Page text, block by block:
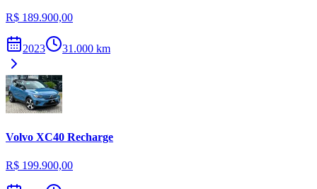
R$ 189.900,00
2023 31.000 km
Volvo XC40 Recharge
R$ 199.900,00